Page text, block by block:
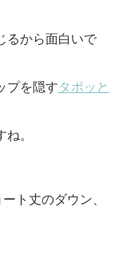
るから面白いで
プを隠すタポッと
。
ト丈のダウン、